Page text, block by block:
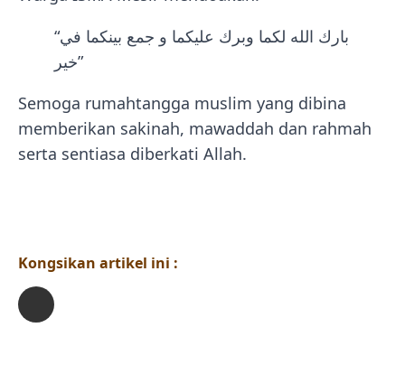
“بارك الله لكما وبرك عليكما و جمع بينكما في
خير”
Semoga rumahtangga muslim yang dibina
memberikan sakinah, mawaddah dan rahmah
serta sentiasa diberkati Allah.
Kongsikan artikel ini :